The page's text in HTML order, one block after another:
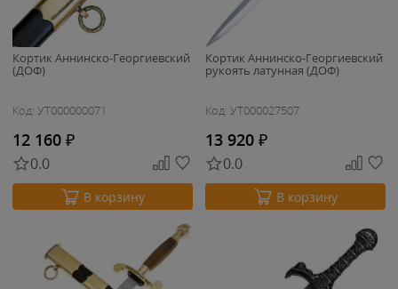
Кортик Аннинско-Георгиевский
(ДОФ)
Код: УТ000000071
12 160 ₽
0.0
В корзину
Кортик Аннинско-Георгиевский
рукоять латунная (ДОФ)
Код: УТ000027507
13 920 ₽
0.0
В корзину